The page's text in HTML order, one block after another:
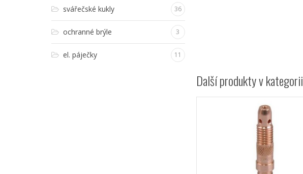
svářečské kukly 36
ochranné brýle 3
el. páječky 11
Další produkty v kategorii